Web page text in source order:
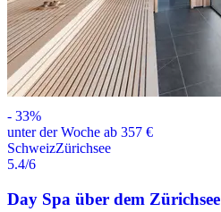
- 33%
unter der Woche ab 357 €
SchweizZürichsee
5.4/6
Day Spa über dem Zürichsee